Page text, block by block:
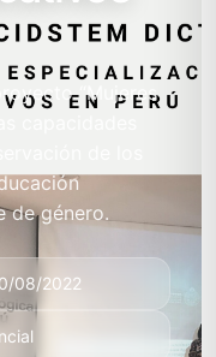
“Mujeres
de género.
08/2022